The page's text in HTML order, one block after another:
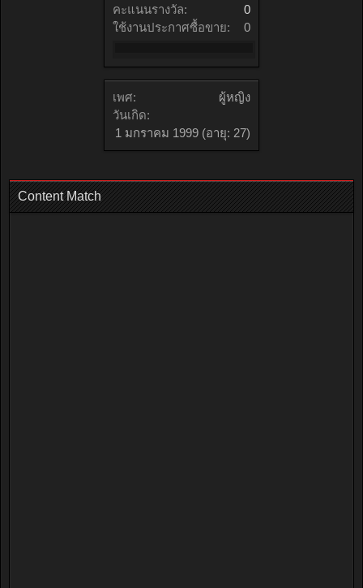
คะแนนรางวัล:
0
ใช้งานประกาศซื้อขาย:
0
เพศ:
ผู้หญิง
วันเกิด:
1 มกราคม 1999 (อายุ: 27)
Content Match